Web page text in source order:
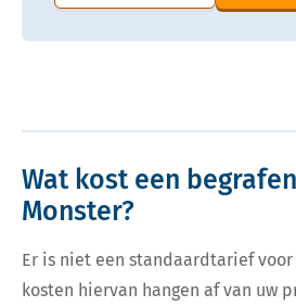
Wat kost een
Monster?
Er is niet een standaardtarief voor
kosten hiervan hangen af van uw